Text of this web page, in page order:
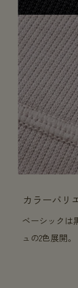
カラーバリ
ベーシックは
ュの2色展開。